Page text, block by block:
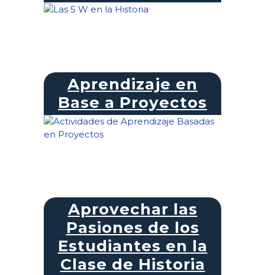
Aprendizaje en
Base a Proyectos
Aprovechar las
Pasiones de los
Estudiantes en la
Clase de Historia